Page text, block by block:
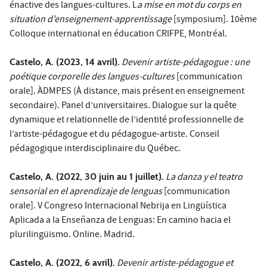
énactive des langues-cultures. La mise en mot du corps en
situation d’enseignement-apprentissage[symposium]. 10ème
Colloque international en éducation CRIFPE, Montréal.
Castelo, A. (2023, 14 avril). Devenir artiste-pédagogue : une
poétique corporelle des langues-cultures[communication
orale]. ÀDMPES (À distance, mais présent en enseignement
secondaire). Panel d’universitaires. Dialogue sur la quête
dynamique et relationnelle de l’identité professionnelle de
l’artiste-pédagogue et du pédagogue-artiste. Conseil
pédagogique interdisciplinaire du Québec.
Castelo, A. (2022, 30 juin au 1 juillet). La danza y el teatro
sensorial en el aprendizaje de lenguas[communication
orale]. V Congreso Internacional Nebrija en Lingüística
Aplicada a la Enseñanza de Lenguas: En camino hacia el
plurilingüismo. Online. Madrid.
Castelo, A. (2022, 6 avril). Devenir artiste-pédagogue et